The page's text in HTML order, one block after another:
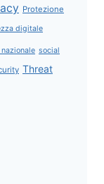
Protezione
digitale
social
Threat